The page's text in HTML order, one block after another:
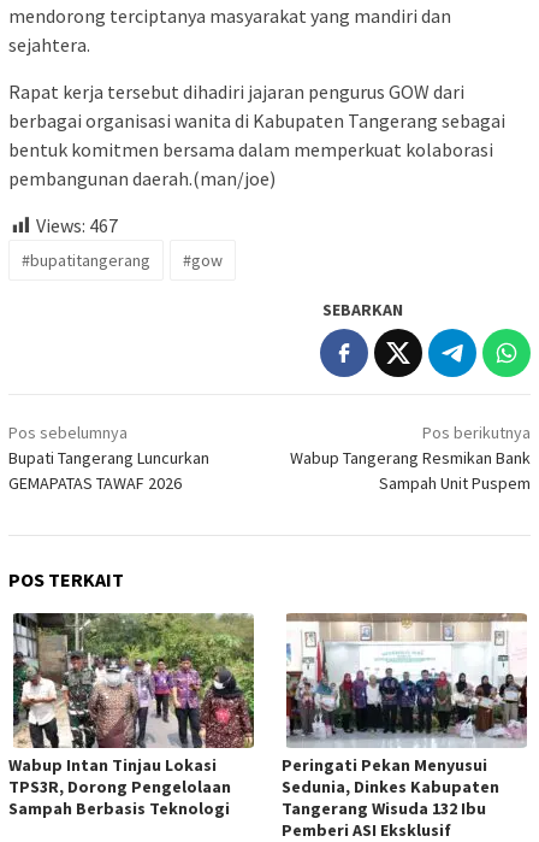
mendorong terciptanya masyarakat yang mandiri dan
sejahtera.
Rapat kerja tersebut dihadiri jajaran pengurus GOW dari
berbagai organisasi wanita di Kabupaten Tangerang sebagai
bentuk komitmen bersama dalam memperkuat kolaborasi
pembangunan daerah.(man/joe)
Views: 467
#bupatitangerang #gow
SEBARKAN
Navigasi
pos
Pos sebelumnya
Bupati Tangerang Luncurkan
GEMAPATAS TAWAF 2026
Pos berikutnya
Wabup Tangerang Resmikan Bank
Sampah Unit Puspem
POS TERKAIT
Wabup Intan Tinjau Lokasi
TPS3R, Dorong Pengelolaan
Sampah Berbasis Teknologi
Peringati Pekan Menyusui
Sedunia, Dinkes Kabupaten
Tangerang Wisuda 132 Ibu
Pemberi ASI Eksklusif